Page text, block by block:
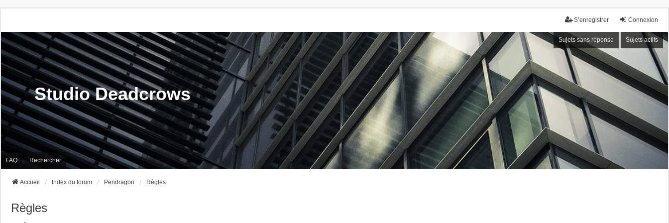
Connexion
S’enregistrer
Sujets sans réponse Sujets actifs
Studio Deadcrows
FAQ Rechercher
Accueil Index du forum Pendragon Règles
Règles